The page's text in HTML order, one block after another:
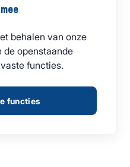
behalen van onze
de openstaande
functies.
functies